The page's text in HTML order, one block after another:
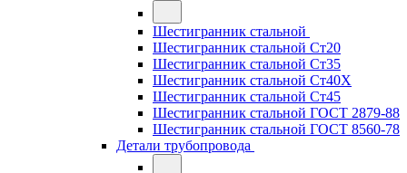
Шестигранник стальной
Шестигранник стальной Ст20
Шестигранник стальной Ст35
Шестигранник стальной Ст40Х
Шестигранник стальной Ст45
Шестигранник стальной ГОСТ 2879-88
Шестигранник стальной ГОСТ 8560-78
Детали трубопровода